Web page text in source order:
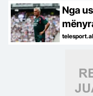
Nga
telesport.al